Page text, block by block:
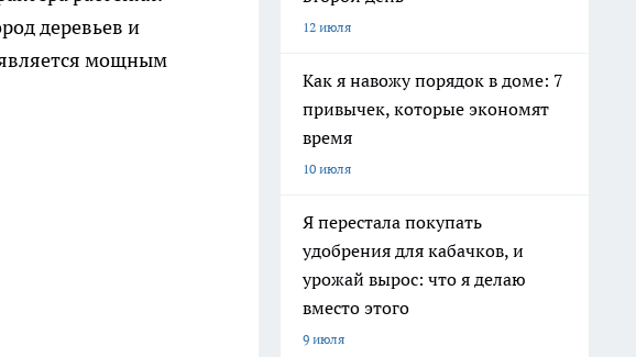
деревьев и
является мощным
12 июля
Как я навожу порядок в доме: 7
привычек, которые экономят
время
10 июля
Я перестала покупать
удобрения для кабачков, и
урожай вырос: что я делаю
вместо этого
9 июля